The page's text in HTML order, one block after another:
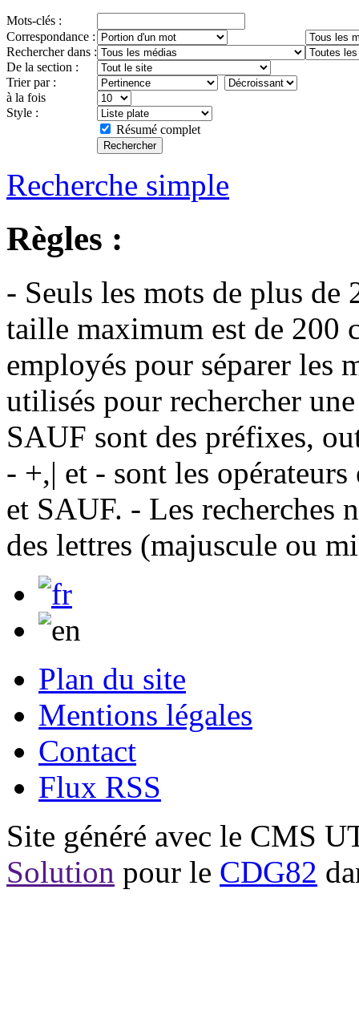
Mots-clés :
Correspondance :
Rechercher dans :
De la section :
Trier par :
à la fois
Style :
Résumé complet
Recherche simple
Règles :
- Seuls les mots de plus de
taille maximum est de 200
employés pour séparer les
utilisés pour rechercher
SAUF sont des préfixes,
- +,| et - sont les
et SAUF. - Les recherches
des lettres (majuscule ou
Plan du site
Mentions légales
Contact
Flux RSS
Site généré avec le CMS
Solution pour le CDG82